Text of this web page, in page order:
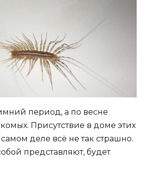
период, а по весне
Присутствие в доме этих
деле всё не так страшно.
представляют, будет